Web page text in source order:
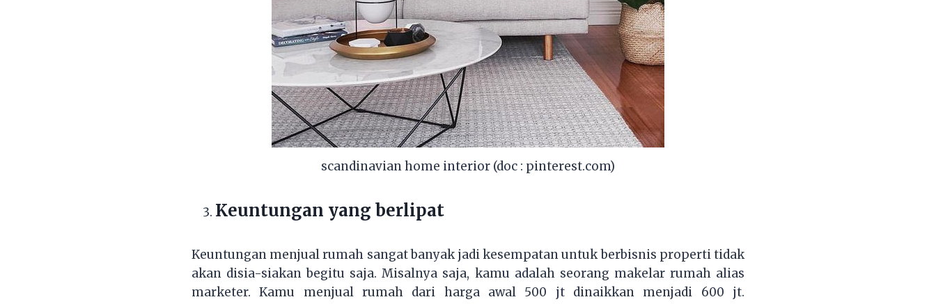
scandinavian home interior (doc : pinterest.com)
Keuntungan yang berlipat
Keuntungan menjual rumah sangat banyak jadi kesempatan untuk berbisnis properti tidak
akan disia-siakan begitu saja. Misalnya saja, kamu adalah seorang makelar rumah alias
marketer. Kamu menjual rumah dari harga awal 500 jt dinaikkan menjadi 600 jt.